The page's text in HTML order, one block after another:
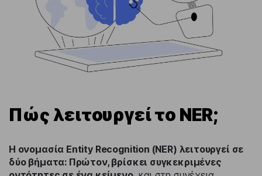
Πώς λειτουργεί το NER;
Η ονομασία Entity Recognition (NER) λειτουργεί σε
δύο βήματα: Πρώτον, βρίσκει συγκεκριμένες